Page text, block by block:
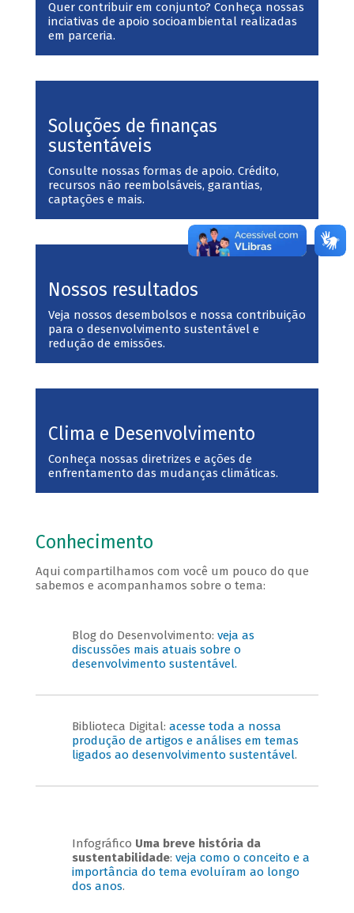
Quer contribuir em conjunto? Conheça nossas
inciativas de apoio socioambiental realizadas
em parceria.
Soluções de finanças
sustentáveis
Consulte nossas formas de apoio. Crédito,
recursos não reembolsáveis, garantias,
captações e mais.
Nossos resultados
Veja nossos desembolsos e nossa contribuição
para o desenvolvimento sustentável e
redução de emissões.
Clima e Desenvolvimento
Conheça nossas diretrizes e ações de
enfrentamento das mudanças climáticas.
Conhecimento
Aqui compartilhamos com você um pouco do que
sabemos e acompanhamos sobre o tema:
Blog do Desenvolvimento: veja as
discussões mais atuais sobre o
desenvolvimento sustentável.
Biblioteca Digital: acesse toda a nossa
produção de artigos e análises em temas
ligados ao desenvolvimento sustentável.
Infográfico Uma breve história da
sustentabilidade: veja como o conceito e a
importância do tema evoluíram ao longo
dos anos.